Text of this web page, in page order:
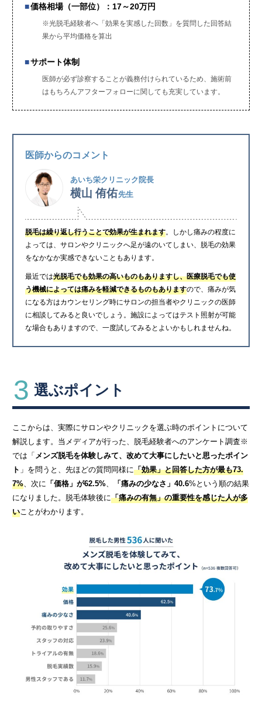
価格相場（一部位）：17～20万円
※光脱毛経験者へ「効果を実感した回数」を質問した回答結
果から平均価格を算出
サポート体制
医師が必ず診察することが義務付けられているため、施術前
はもちろんアフターフォローに関しても充実しています。
医師からのコメント
あいち栄クリニック院長
横山 侑佑先生
脱毛は繰り返し行うことで効果が生まれます。しかし痛みの程度に
よっては、サロンやクリニックへ足が遠のいてしまい、脱毛の効果
をなかなか実感できないこともあります。
最近では光脱毛でも効果の高いものもありますし、医療脱毛でも使
う機械によっては痛みを軽減できるものもありますので、痛みが気
になる方はカウンセリング時にサロンの担当者やクリニックの医師
に相談してみると良いでしょう。施設によってはテスト照射が可能
な場合もありますので、一度試してみるとよいかもしれませんね。
3 選ぶポイント
ここからは、実際にサロンやクリニックを選ぶ時のポイントについて
解説します。当メディアが行った、脱毛経験者へのアンケート調査※
では「 メンズ脱毛を体験しみて、改めて大事にしたいと思ったポイン
ト 」を問うと、先ほどの質問同様に「効果」と回答した方が最も73.
7%、次に 「価格」が62.5%、 「痛みの少なさ」40.6%という順の結果
になりました。脱毛体験後に「痛みの有無」の重要性を感じた人が多
いことがわかります。